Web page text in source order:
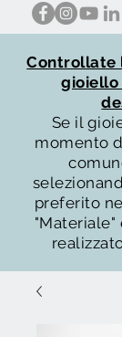
Controllate
gioiello
Se il
momento
preferito